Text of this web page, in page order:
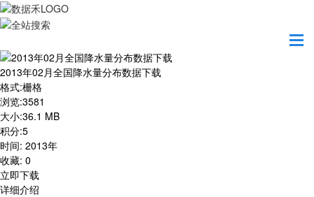
2013年02月全国降水量分布数据下载
格式:栅格
浏览:3581
大小:36.1 MB
积分:5
时间: 2013年
收藏: 0
立即下载
详细介绍